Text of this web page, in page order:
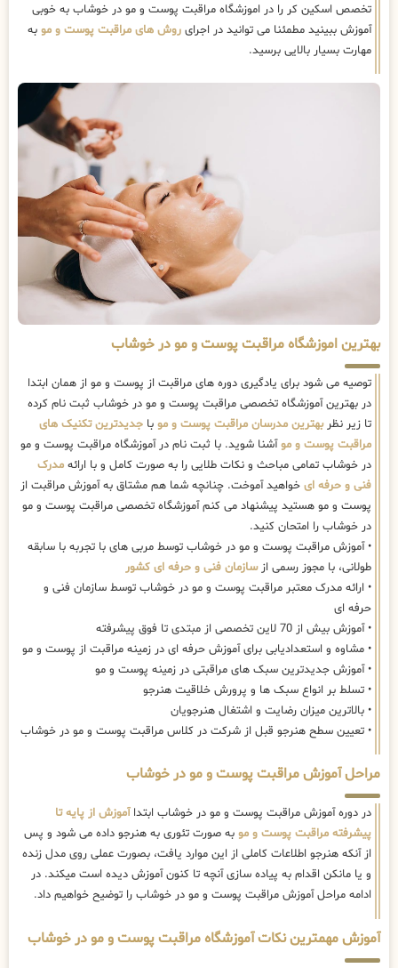
تخصص اسکین کر را در اموزشگاه مراقبت پوست و مو در خوشاب به خوبی
آموزش ببینید مطمئنا می توانید در اجرای روش های مراقبت پوست و مو به
مهارت بسیار بالایی برسید.
بهترین اموزشگاه مراقبت پوست و مو در خوشاب
توصیه می شود برای یادگیری دوره های مراقبت از پوست و مو از همان ابتدا
در بهترین آموزشگاه تخصصی مراقبت پوست و مو در خوشاب ثبت نام کرده
تا زیر نظربهترین مدرسان مراقبت پوست و مو با جدیدترین تکنیک های
مراقبت پوست و موآشنا شوید. با ثبت نام در آموزشگاه مراقبت پوست و مو
در خوشاب تمامی مباحث و نکات طلایی را به صورت کامل و با ارائه مدرک
فنی و حرفه ای خواهید آموخت. چنانچه شما هم مشتاق به آموزش مراقبت از
پوست و مو هستید پیشنهاد می کنم آموزشگاه تخصصی مراقبت پوست و مو
در خوشاب را امتحان کنید.
• آموزش مراقبت پوست و مو در خوشاب توسط مربی های با تجربه با سابقه
طولانی، با مجوز رسمی ازسازمان فنی و حرفه ای کشور
• ارائه مدرک معتبر مراقبت پوست و مو در خوشاب توسط سازمان فنی و
حرفه ای
• آموزش بیش از 70 لاین تخصصی از مبتدی تا فوق پیشرفته
• مشاوه و استعدادیابی برای آموزش حرفه ای در زمینه مراقبت از پوست و مو
• آموزش جدیدترین سبک های مراقبتی در زمینه پوست و مو
• تسلط بر انواع سبک ها و پرورش خلاقیت هنرجو
• بالاترین میزان رضایت و اشتغال هنرجویان
• تعیین سطح هنرجو قبل از شرکت در کلاس مراقبت پوست و مو در خوشاب
مراحل آموزش مراقبت پوست و مو در خوشاب
در دوره آموزش مراقبت پوست و مو در خوشاب ابتداآموزش از پایه تا
پیشرفته مراقبت پوست و مو به صورت تئوری به هنرجو داده می شود و پس
از آنکه هنرجو اطلاعات کاملی از این موارد یافت، بصورت عملی روی مدل زنده
و یا مانکن اقدام به پیاده سازی آنچه تا کنون آموزش دیده است میکند. در
ادامه مراحل آموزش مراقبت پوست و مو در خوشاب را توضیح خواهیم داد.
آموزش مهمترین نکات آموزشگاه مراقبت پوست و مو در خوشاب